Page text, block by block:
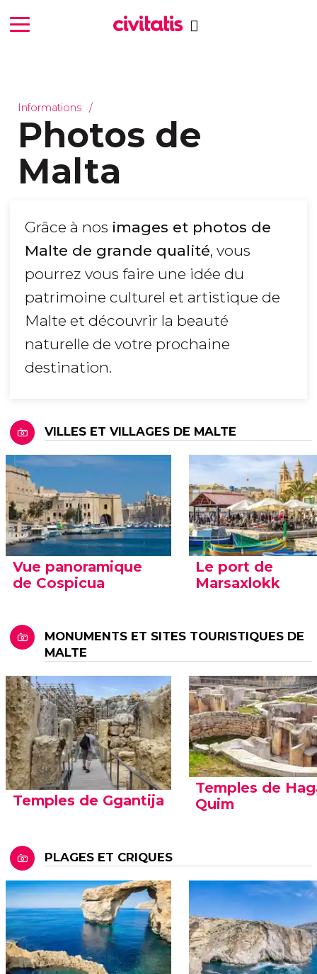
Informations
Photos de
Malta
Grâce à nos images et photos de
Malte de grande qualité, vous
pourrez vous faire une idée du
patrimoine culturel et artistique de
Malte et découvrir la beauté
naturelle de votre prochaine
destination.
VILLES ET VILLAGES DE MALTE
Vue panoramique
de Cospicua
Le port de
Marsaxlokk
MONUMENTS ET SITES TOURISTIQUES DE
MALTE
Temples de Ggantija
Temples de
Quim
PLAGES ET CRIQUES